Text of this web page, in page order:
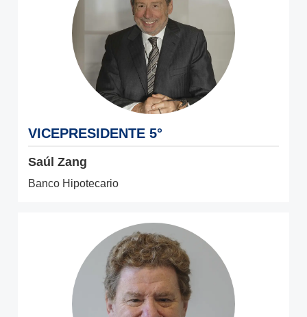
VICEPRESIDENTE 5°
Saúl Zang
Banco Hipotecario